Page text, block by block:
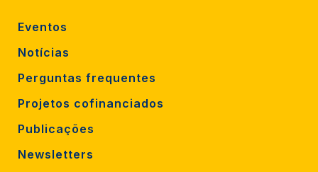
Eventos
Notícias
Perguntas frequentes
Projetos cofinanciados
Publicações
Newsletters